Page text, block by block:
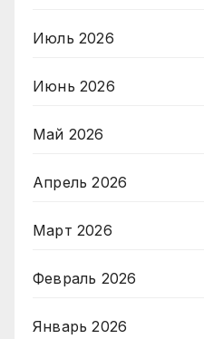
Июль 2026
Июнь 2026
Май 2026
Апрель 2026
Март 2026
Февраль 2026
Январь 2026